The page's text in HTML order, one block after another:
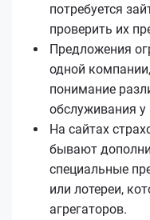
потребуется
проверить их
Предложения
одной
понимание
обслуживания
На сайтах
бывают
специальные
или лотереи,
агрегаторов.